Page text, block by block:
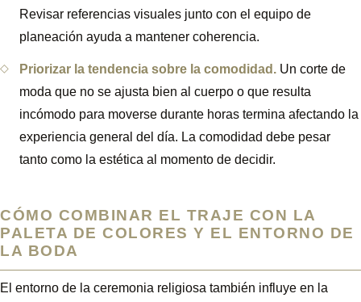
Revisar referencias visuales junto con el equipo de
planeación ayuda a mantener coherencia.
Priorizar la tendencia sobre la comodidad. Un corte de
moda que no se ajusta bien al cuerpo o que resulta
incómodo para moverse durante horas termina afectando la
experiencia general del día. La comodidad debe pesar
tanto como la estética al momento de decidir.
CÓMO COMBINAR EL TRAJE CON LA
PALETA DE COLORES Y EL ENTORNO DE
LA BODA
El entorno de la ceremonia religiosa también influye en la